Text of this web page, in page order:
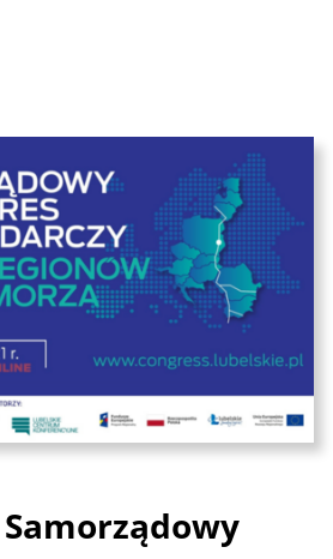
Samorządowy